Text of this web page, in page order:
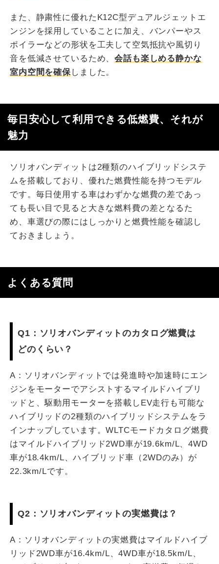
また、静粛性に優れたK12C型デュアルジェットエ
ンジンを採用していることに加え、バンパーやス
ポイラーなどの形状を工夫して空気抵抗や風切り
音を低減させているため、会話も楽しめる静かな
室内空間を確保しました。
毎日安心して利用できる低燃費、それが
魅力
ソリオバンディットは2種類のハイブリッドシステ
ムを搭載しており、優れた燃費性能を持つモデル
です。毎日使用する車はわずかな燃費の差であっ
ても長い目で見ると大きな燃料費の差となるた
め、車選びの際にはしっかりと燃費性能を確認し
ておきましょう。
よくある質問
Q1：ソリオバンディットのカタログ燃費は
どのくらい？
A：ソリオバンディットでは発進時や加速時にエン
ジンをモーターでアシストするマイルドハイブリ
ッドと、駆動用モーターを搭載しEV走行も可能な
ハイブリッドの2種類のハイブリッドシステムをラ
インナップしています。WLTCモードカタログ燃費
はマイルドハイブリッド2WD車が19.6km/L、4WD
車が18.4km/L、ハイブリッド車（2WDのみ）が
22.3km/Lです。
Q2：ソリオバンディットの実燃費は？
A：ソリオバンディットの実燃費はマイルドハイブ
リッド2WD車が16.4km/L、4WD車が18.5km/L、